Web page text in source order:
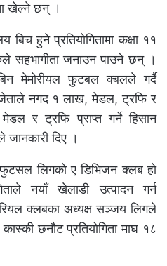
खेल्ने छन् ।
बिच हुने प्रतियोगितामा कक्षा ११
सहभागीता जनाउन पाउने छन् ।
मेमोरीयल फुटबल क्बलले गर्दै
नगद १ लाख, मेडल, ट्रफि र
र ट्रफि प्राप्त गर्ने हिसान
जानकारी दिए ।
फुटसल लिगको ए डिभिजन क्लब हो
नयाँ खेलाडी उत्पादन गर्न
क्लबका अध्यक्ष सञ्जय लिगले
छनौट प्रतियोगिता माघ १८